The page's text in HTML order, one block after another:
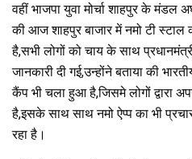
वहीं भाजपा युवा मोर्चा शाहपुर के मंडल
की आज शाहपुर बाजार में नमो टी स्टाल
है,सभी लोगों को चाय के साथ
जानकारी दी गई,उन्होंने बताया की
कैंप भी चला हुआ है,जिसमे लोगों द्वारा
है,इसके साथ साथ नमो ऐप्प का भी
रहा है।